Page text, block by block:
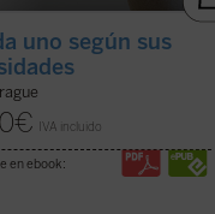
uno según sus
€ IVA incluido
en ebook: